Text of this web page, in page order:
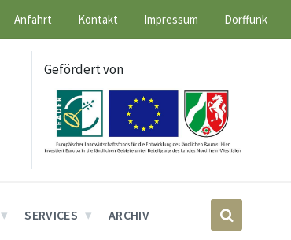
Anfahrt Kontakt Impressum Dorffunk
Gefördert von
SERVICES ARCHIV